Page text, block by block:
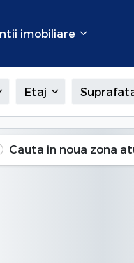
imobiliare
Etaj
in Campina (Bulevard),
Cauta in noua zona